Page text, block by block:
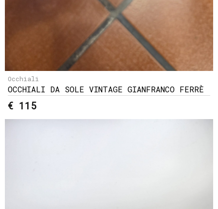
Occhiali
OCCHIALI DA SOLE VINTAGE GIANFRANCO FERRÈ
€ 115